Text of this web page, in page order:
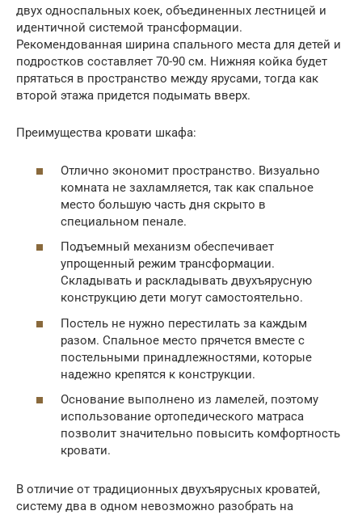
двух односпальных коек, объединенных лестницей и
идентичной системой трансформации.
Рекомендованная ширина спального места для детей и
подростков составляет 70-90 см. Нижняя койка будет
прятаться в пространство между ярусами, тогда как
второй этажа придется подымать вверх.
Преимущества кровати шкафа:
Отлично экономит пространство. Визуально
комната не захламляется, так как спальное
место большую часть дня скрыто в
специальном пенале.
Подъемный механизм обеспечивает
упрощенный режим трансформации.
Складывать и раскладывать двухъярусную
конструкцию дети могут самостоятельно.
Постель не нужно перестилать за каждым
разом. Спальное место прячется вместе с
постельными принадлежностями, которые
надежно крепятся к конструкции.
Основание выполнено из ламелей, поэтому
использование ортопедического матраса
позволит значительно повысить комфортность
кровати.
В отличие от традиционных двухъярусных кроватей,
систему два в одном невозможно разобрать на